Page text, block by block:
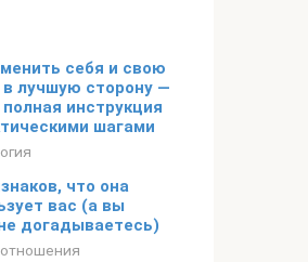
себя и свою
лучшую сторону —
инструкция
шагами
что она
вас (а вы
догадываетесь)